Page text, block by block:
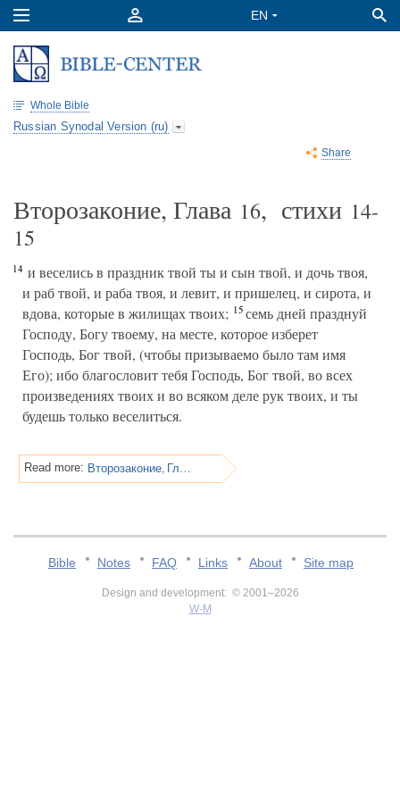
Whole Bible
Russian Synodal Version (ru)
Share
Второзаконие, Глава 16, стихи 14-
15
14 и веселись в праздник твой ты и сын твой, и дочь твоя,
и раб твой, и раба твоя, и левит, и пришелец, и сирота, и
вдова, которые в жилищах твоих; 15семь дней празднуй
Господу, Богу твоему, на месте, которое изберет
Господь, Бог твой, (чтобы призываемо было там имя
Его); ибо благословит тебя Господь, Бог твой, во всех
произведениях твоих и во всяком деле рук твоих, и ты
будешь только веселиться.
Read more: Второзаконие, Глава 16
Bible Notes FAQ Links About Site map
Design and development: © 2001–2026
W-M